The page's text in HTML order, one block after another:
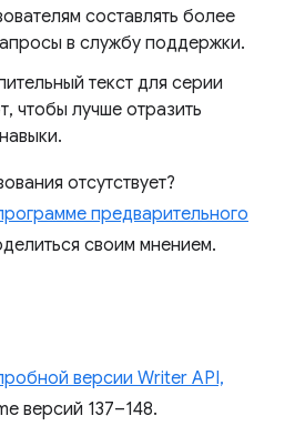
составлять более
в службу поддержки.
текст для серии
чтобы лучше отразить
отсутствует?
предварительного
своим мнением.
версии Writer API,
версий 137–148.